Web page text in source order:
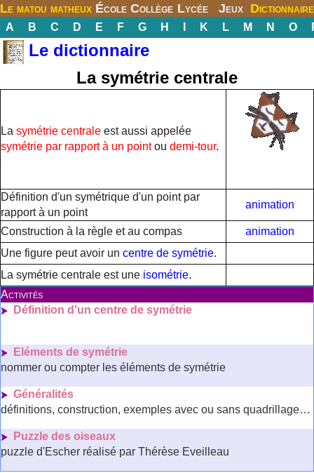
Le matou matheux École Collège Lycée Jeux Dictionnaire
A B C D E F G H K L M N O
Le dictionnaire
La symétrie centrale
La symétrie centrale est aussi appelée
symétrie par rapport à un pointou demi-tour.
Définition d'un symétrique d'un point par
rapport à un point
animation
Construction à la règle et au compas
animation
Une figure peut avoir un centre de symétrie.
La symétrie centrale est une isométrie.
Activités
Définition d'un centre de symétrie
Eléments de symétrie
nommer ou compter les éléments de symétrie
Généralités
définitions, construction, exemples avec ou sans quadrillage…
Puzzle des oiseaux
puzzle d'Escher réalisé par Thérèse Eveilleau